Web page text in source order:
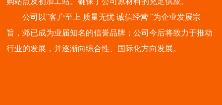
公司以"客户至上 质量无忧 诚信经营 "为企业发展宗
旨，邺已成为业届知名的信誉品牌；公司今后将致力于推动
行业的发展，并逐渐向综合性、国际化方向发展。